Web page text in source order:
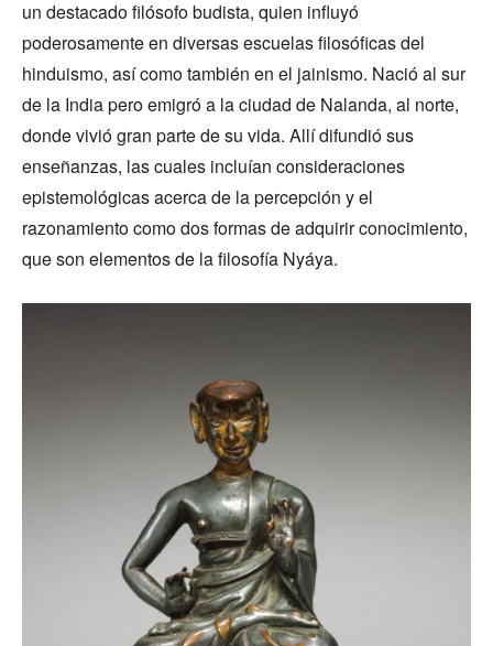
un destacado filósofo budista, quien influyó
poderosamente en diversas escuelas filosóficas del
hinduismo, así como también en el jainismo. Nació al sur
de la India pero emigró a la ciudad de Nalanda, al norte,
donde vivió gran parte de su vida. Allí difundió sus
enseñanzas, las cuales incluían consideraciones
epistemológicas acerca de la percepción y el
razonamiento como dos formas de adquirir conocimiento,
que son elementos de la filosofía Nyáya.